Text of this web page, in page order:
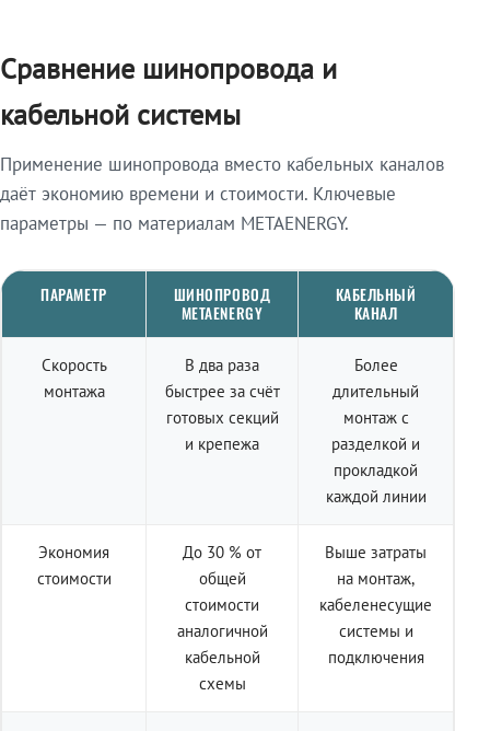
Сравнение шинопровода и
кабельной системы
Применение шинопровода вместо кабельных каналов
даёт экономию времени и стоимости. Ключевые
параметры — по материалам METAENERGY.
ПАРАМЕТР
ШИНОПРОВОД
METAENERGY
КАБЕЛЬНЫЙ
КАНАЛ
Скорость
монтажа
В два раза
быстрее за счёт
готовых секций
и крепежа
Более
длительный
монтаж с
разделкой и
прокладкой
каждой линии
Экономия
стоимости
До 30 % от
общей
стоимости
аналогичной
кабельной
схемы
Выше затраты
на монтаж,
кабеленесущие
системы и
подключения